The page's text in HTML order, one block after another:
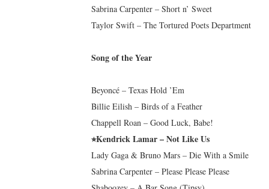
Sabrina Carpenter – Short n’ Sweet
Taylor Swift – The Tortured Poets Department
Song of the Year
Beyoncé – Texas Hold ’Em
Billie Eilish – Birds of a Feather
Chappell Roan – Good Luck, Babe!
⭐︎Kendrick Lamar – Not Like Us
Lady Gaga & Bruno Mars – Die With a Smile
Sabrina Carpenter – Please Please Please